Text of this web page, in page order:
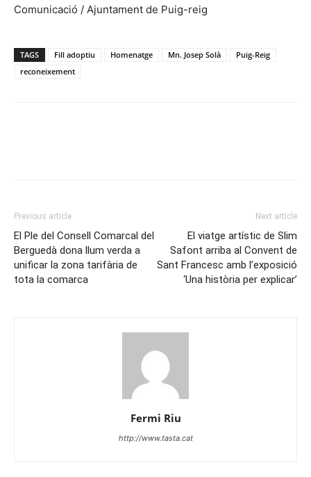
Comunicació / Ajuntament de Puig-reig
TAGS Fill adoptiu Homenatge Mn. Josep Solà
Puig-Reig
reconeixement
Previous article
El Ple del Consell Comarcal del
Berguedà dona llum verda a
unificar la zona tarifària de
tota la comarca
Next article
El viatge artístic de Slim
Safont arriba al Convent de
Sant Francesc amb l’exposició
‘Una història per explicar’
Fermi Riu
http://www.tasta.cat